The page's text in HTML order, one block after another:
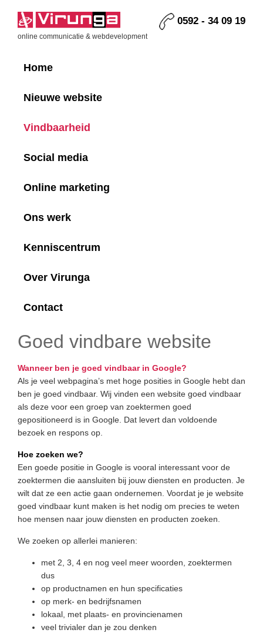
primary
primaryVirunga
online communicatie & webdevelopment
0592 - 34 09 19
Home
Nieuwe website
Vindbaarheid
Social media
Online marketing
Ons werk
Kenniscentrum
Over Virunga
Contact
Goed vindbare website
Wanneer ben je goed vindbaar in Google?
Als je veel webpagina’s met hoge posities in Google hebt dan
ben je goed vindbaar. Wij vinden een website goed vindbaar
als deze voor een groep van zoektermen goed
gepositioneerd is in Google. Dat levert dan voldoende
bezoek en respons op.
Hoe zoeken we?
Een goede positie in Google is vooral interessant voor de
zoektermen die aansluiten bij jouw diensten en producten. Je
wilt dat ze een actie gaan ondernemen. Voordat je je website
goed vindbaar kunt maken is het nodig om precies te weten
hoe mensen naar jouw diensten en producten zoeken.
We zoeken op allerlei manieren:
met 2, 3, 4 en nog veel meer woorden, zoektermen
dus
op productnamen en hun specificaties
op merk- en bedrijfsnamen
lokaal, met plaats- en provincienamen
veel trivialer dan je zou denken